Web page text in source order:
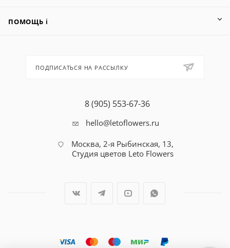
ПОМОЩЬ ℹ️
ПОДПИСАТЬСЯ НА РАССЫЛКУ
8 (905) 553-67-36
hello@letoflowers.ru
Москва, 2-я Рыбинская, 13,
Студия цветов Leto Flowers